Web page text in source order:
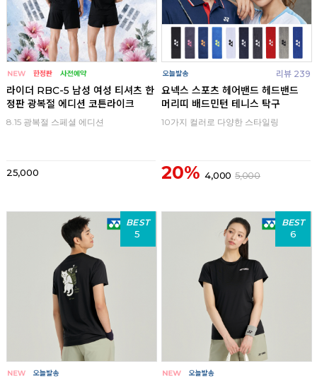
라이더 RBC-5 남성 여성 티셔츠 한
정판 광복절 에디션 코튼라이크
8.15 광복절 스페셜 에디션
25,000
리뷰 239
요넥스 스포츠 헤어밴드 헤드밴드
머리띠 배드민턴 테니스 탁구
10가지 컬러로 다양한 스타일링
20% 4,000 5,000
BEST
5
BEST
6